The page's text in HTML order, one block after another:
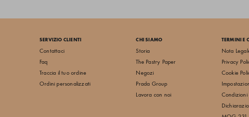
SERVIZIO CLIENTI
Contattaci
Faq
Traccia il tuo ordine
Ordini personalizzati
CHI SIAMO
Storia
The Pastry Paper
Negozi
Prada Group
Lavora con noi
TERMINI E
Nota
Privacy
Cookie
Condizioni